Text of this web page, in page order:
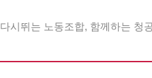
다시뛰는 노동조합, 함께하는 청